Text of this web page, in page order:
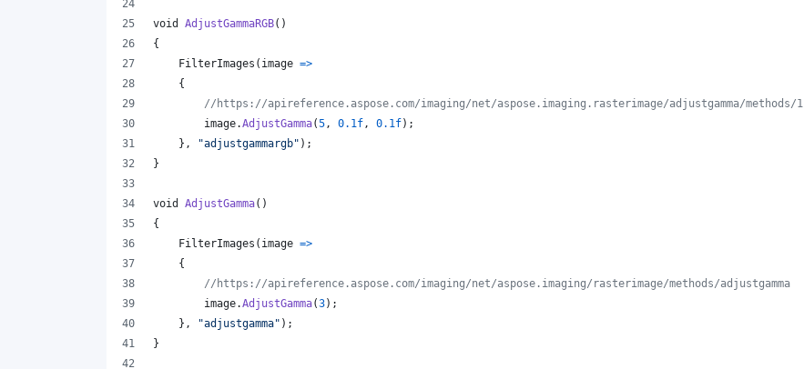
void AdjustGammaRGB( )
{
FilterImages ( image =>
{
//https://apireference.aspose.com/imaging/net/aspose.imaging.rasterimage/adjustgamma/methods/1
image.AdjustGamma(5, 0.1f, 0.1f) ;
} , "adjustgammargb" ) ;
}
void AdjustGamma( )
{
FilterImages ( image =>
{
//https://apireference.aspose.com/imaging/net/aspose.imaging/rasterimage/methods/adjustgamma
image.AdjustGamma(3) ;
} , "adjustgamma" ) ;
}